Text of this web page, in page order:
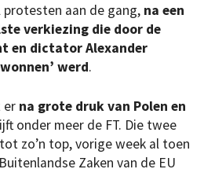
protesten aan de gang, na een
verkiezing die door de
en dictator Alexander
werd.
er na grote druk van Polen en
onder meer de FT. Die twee
zo’n top, vorige week al toen
Zaken van de EU